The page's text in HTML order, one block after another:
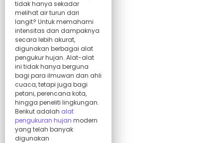
tidak hanya sekadar
melihat air turun dari
langit? Untuk memahami
intensitas dan dampaknya
secara lebih akurat,
digunakan berbagai alat
pengukur hujan. Alat-alat
ini tidak hanya berguna
bagi para ilmuwan dan ahli
cuaca, tetapi juga bagi
petani, perencana kota,
hingga peneliti lingkungan.
Berikut adalah alat
pengukuran hujan modern
yang telah banyak
digunakan